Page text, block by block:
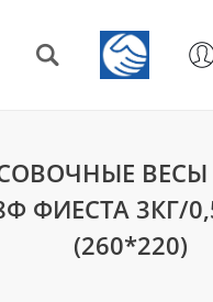
ВЕСЫ
ФИЕСТА 3КГ/
(260*220)